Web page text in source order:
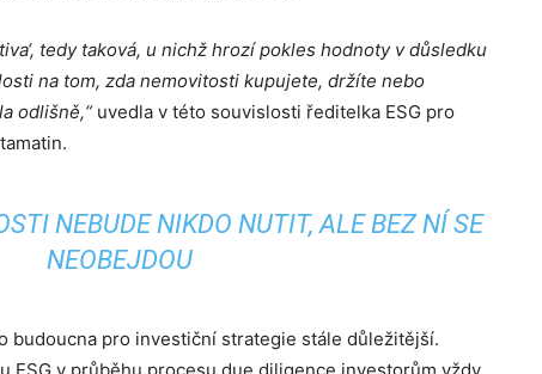
tedy taková, u nichž hrozí pokles hodnoty v důsledku
na tom, zda nemovitosti kupujete, držíte nebo
odlišně,“ uvedla v této souvislosti ředitelka ESG pro
NEBUDE NIKDO NUTIT, ALE BEZ NÍ SE
NEOBEJDOU
budoucna pro investiční strategie stále důležitější.